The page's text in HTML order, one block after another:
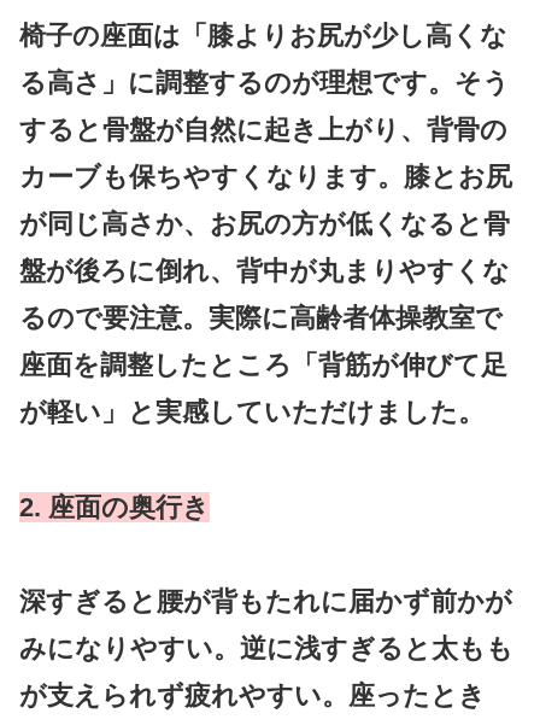
椅子の座面は「膝よりお尻が少し高くな
る高さ」に調整するのが理想です。そう
すると骨盤が自然に起き上がり、背骨の
カーブも保ちやすくなります。膝とお尻
が同じ高さか、お尻の方が低くなると骨
盤が後ろに倒れ、背中が丸まりやすくな
るので要注意。実際に高齢者体操教室で
座面を調整したところ「背筋が伸びて足
が軽い」と実感していただけました。
2. 座面の奥行き
深すぎると腰が背もたれに届かず前かが
みになりやすい。逆に浅すぎると太もも
が支えられず疲れやすい。座ったとき